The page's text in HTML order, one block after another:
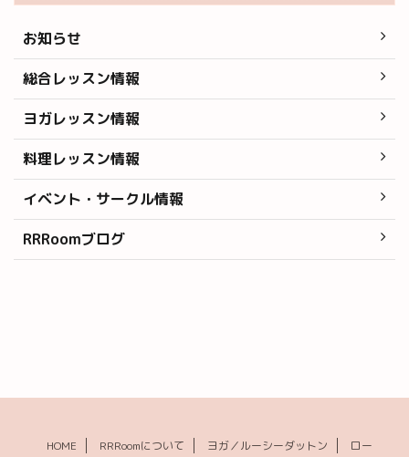
お知らせ
総合レッスン情報
ヨガレッスン情報
料理レッスン情報
イベント・サークル情報
RRRoomブログ
HOME RRRoomについて ヨガ／ルーシーダットン ロー